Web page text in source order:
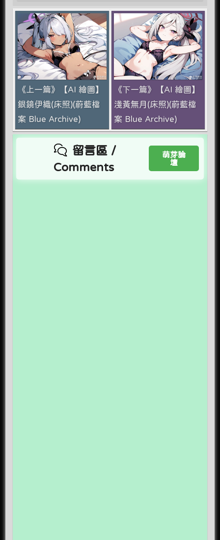
《上一篇》【AI 繪圖】
銀鏡伊織(床照)(蔚藍檔
案 Blue Archive)
《下一篇》【AI 繪圖】
淺黃無月(床照)(蔚藍檔
案 Blue Archive)
留言區 /
Comments
萌芽論
壇